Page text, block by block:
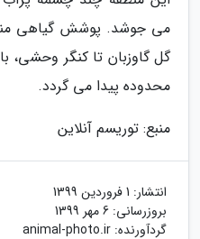
می جوشد. پوشش گیاهی
گل گاوزبان تا کنگر وحشی،
محدوده پیدا می گردد.
منبع: توریسم آنلاین
انتشار: 1 فروردین 1399
بروزرسانی: 6 مهر 1399
گردآورنده: animal-photo.ir